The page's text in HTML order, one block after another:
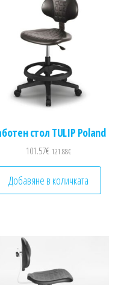
стол TULIP Poland
101.57€ 121.88€
Добавяне в количката